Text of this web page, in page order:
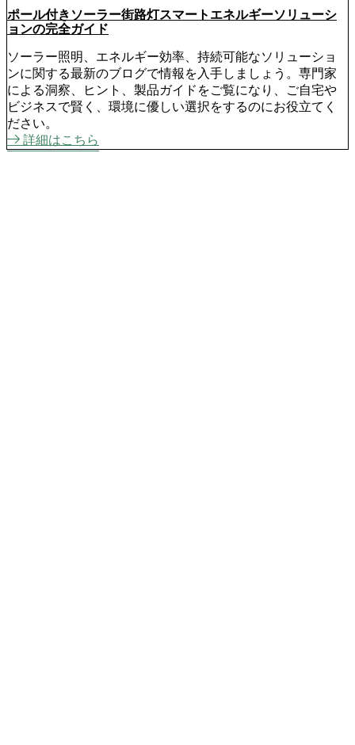
ポール付きソーラー街路灯スマートエネルギーソリューシ
ョンの完全ガイド
ソーラー照明、エネルギー効率、持続可能なソリューショ
ンに関する最新のブログで情報を入手しましょう。専門家
による洞察、ヒント、製品ガイドをご覧になり、ご自宅や
ビジネスで賢く、環境に優しい選択をするのにお役立てく
ださい。
詳細はこちら